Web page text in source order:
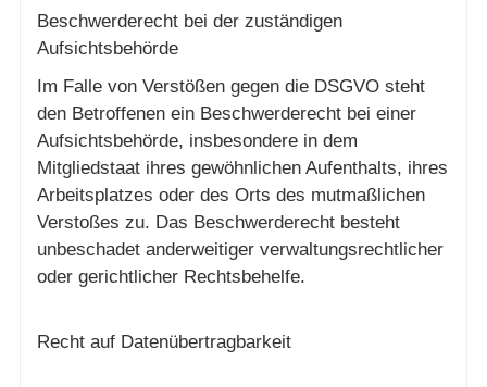
Beschwerderecht bei der zuständigen
Aufsichtsbehörde
Im Falle von Verstößen gegen die DSGVO steht
den Betroffenen ein Beschwerderecht bei einer
Aufsichtsbehörde, insbesondere in dem
Mitgliedstaat ihres gewöhnlichen Aufenthalts, ihres
Arbeitsplatzes oder des Orts des mutmaßlichen
Verstoßes zu. Das Beschwerderecht besteht
unbeschadet anderweitiger verwaltungsrechtlicher
oder gerichtlicher Rechtsbehelfe.
Recht auf Datenübertragbarkeit